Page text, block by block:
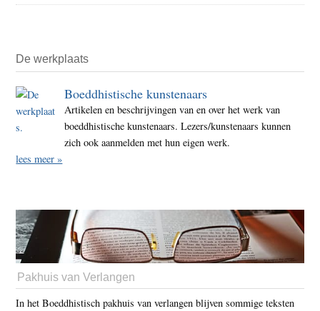
De werkplaats
Boeddhistische kunstenaars
Artikelen en beschrijvingen van en over het werk van
boeddhistische kunstenaars. Lezers/kunstenaars kunnen
zich ook aanmelden met hun eigen werk.
lees meer »
Pakhuis van Verlangen
In het Boeddhistisch pakhuis van verlangen blijven sommige teksten